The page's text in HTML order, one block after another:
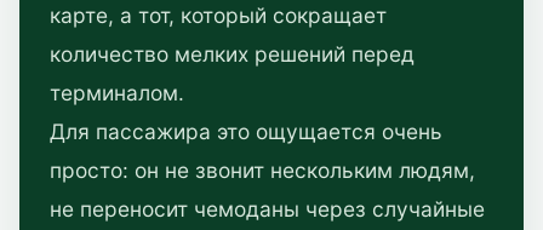
карте, а тот, который сокращает
количество мелких решений перед
терминалом.
Для пассажира это ощущается очень
просто: он не звонит нескольким людям,
не переносит чемоданы через случайные